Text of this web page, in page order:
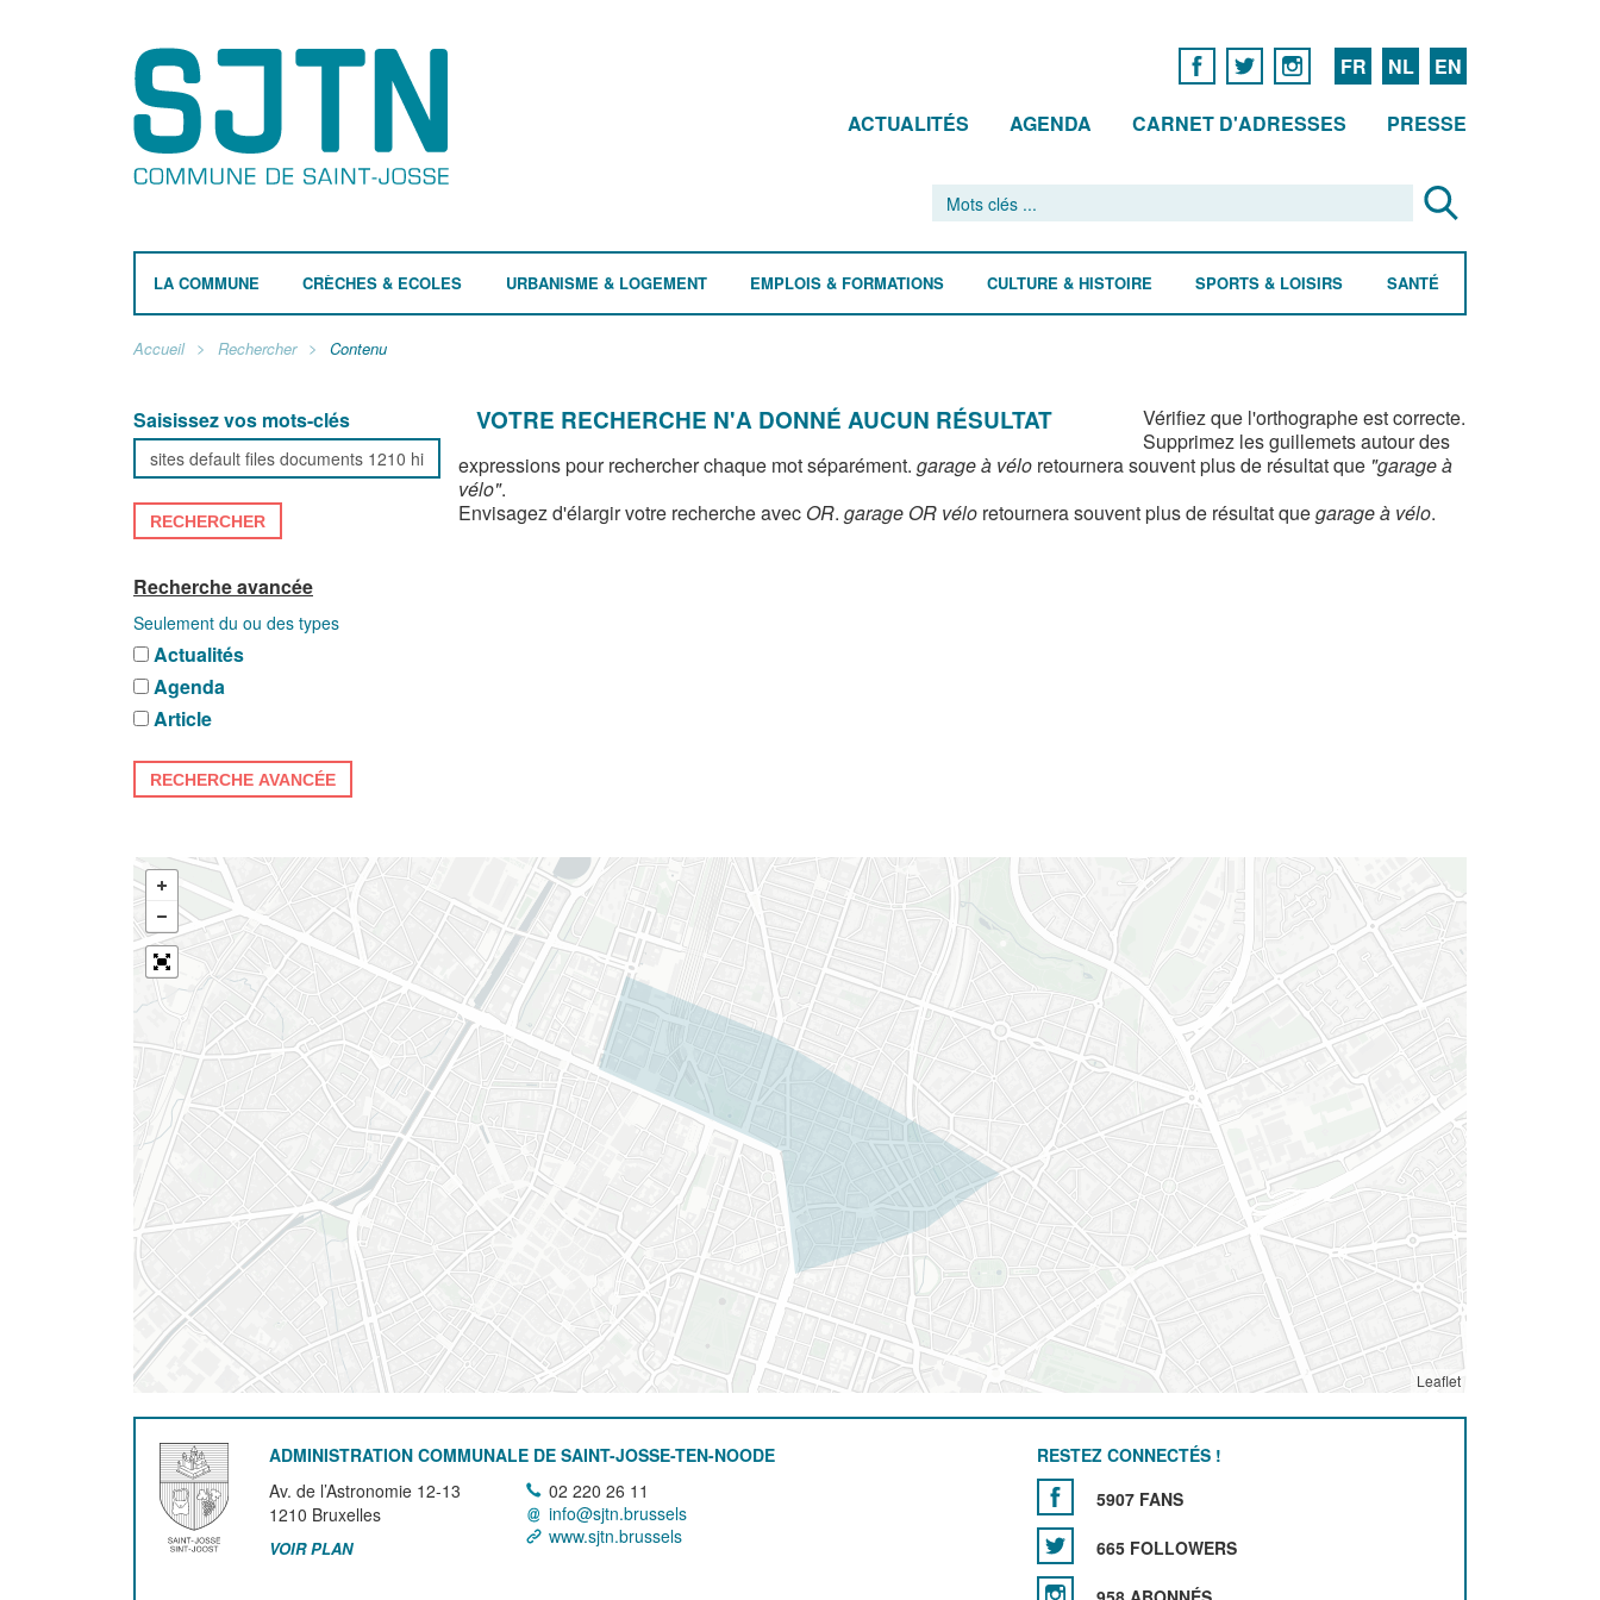
FR NL EN
ACTUALITÉS AGENDA CARNET D'ADRESSES PRESSE
LA COMMUNE CRÈCHES & ECOLES URBANISME & LOGEMENT EMPLOIS & FORMATIONS CULTURE & HISTOIRE SPORTS & LOISIRS SANTÉ
Accueil Rechercher Contenu
Saisissez vos mots-clés
RECHERCHER
Recherche avancée
Seulement du ou des types
Actualités
Agenda
Article
RECHERCHE AVANCÉE
VOTRE RECHERCHE N'A DONNÉ AUCUN RÉSULTAT
Vérifiez que l'orthographe est correcte.
Supprimez les guillemets autour des
expressions pour rechercher chaque mot séparément. garage à véloretournera souvent plus de résultat que "garage à
vélo".
Envisagez d'élargir votre recherche avec OR. garage OR véloretournera souvent plus de résultat quegarage à vélo.
Leaflet
ADMINISTRATION COMMUNALE DE SAINT-JOSSE-TEN-NOODE
Av. de l’Astronomie 12-13
1210 Bruxelles
VOIR PLAN
02 220 26 11
info@sjtn.brussels
www.sjtn.brussels
RESTEZ CONNECTÉS !
5907 FANS
665 FOLLOWERS